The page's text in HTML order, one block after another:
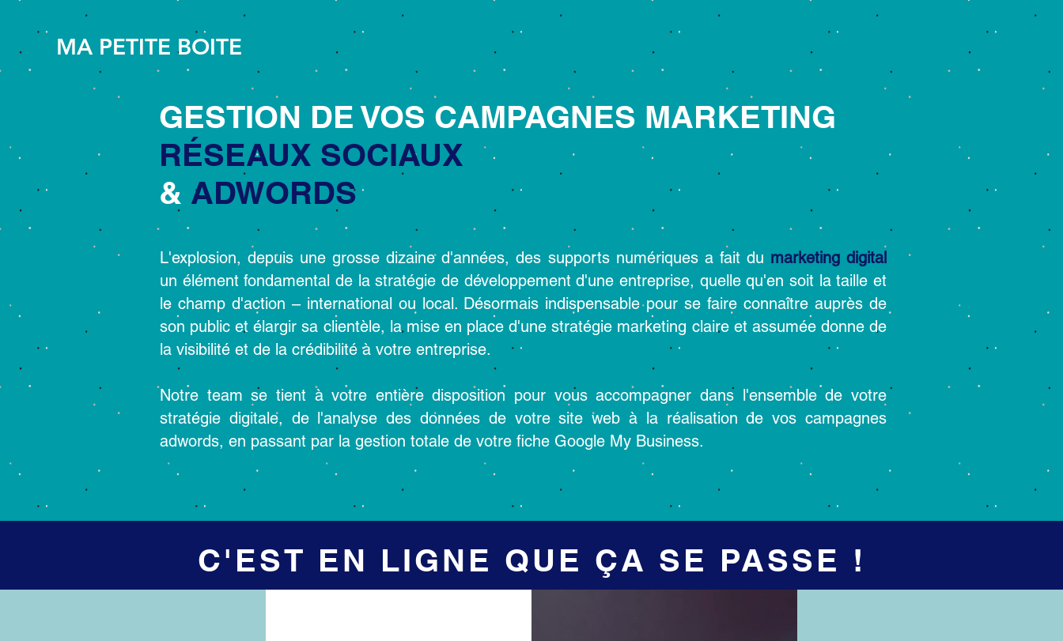
MA PETITE BOITE
GESTION DE VOS CAMPAGNES MARKETING
RÉSEAUX SOCIAUX
& ADWORDS
C'EST EN LIGNE QUE ÇA SE PASSE !
L'explosion, depuis une grosse dizaine d'années, des supports numériques a fait du marketing digital
un élément fondamental de la stratégie de développement d'une entreprise, quelle qu'en soit la taille et
le champ d'action – international ou local. Désormais indispensable pour se faire connaître auprès de
son public et élargir sa clientèle, la mise en place d'une stratégie marketing claire et assumée donne de
la visibilité et de la crédibilité à votre entreprise.
Notre team se tient à votre entière disposition pour vous accompagner dans l'ensemble de votre
stratégie digitale, de l'analyse des données de votre site web à la réalisation de vos campagnes
adwords, en passant par la gestion totale de votre fiche Google My Business.